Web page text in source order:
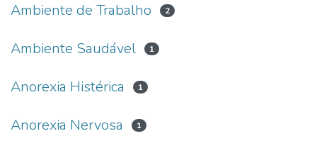
Ambiente de Trabalho 2
Ambiente Saudável 1
Anorexia Histérica 1
Anorexia Nervosa 1